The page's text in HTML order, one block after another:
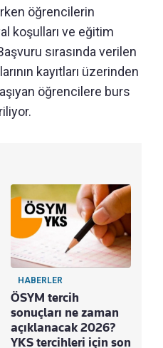
öğrencilerin
koşulları ve eğitim
sırasında verilen
kayıtları üzerinden
öğrencilere burs
HABERLER
ÖSYM tercih
sonuçları ne zaman
açıklanacak 2026?
YKS tercihleri için son